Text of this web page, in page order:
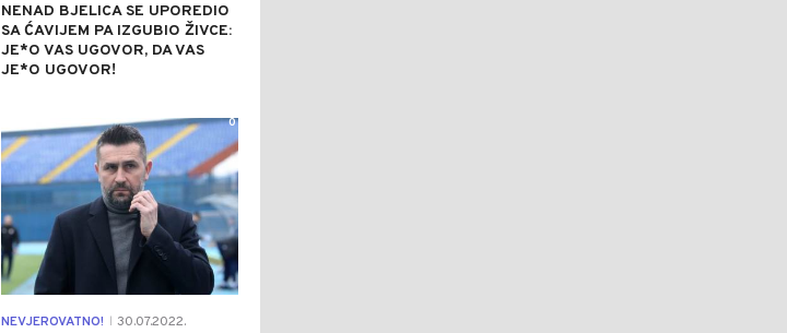
NENAD BJELICA SE UPOREDIO
SA ĆAVIJEM PA IZGUBIO ŽIVCE:
JE*O VAS UGOVOR, DA VAS
JE*O UGOVOR!
NEVJEROVATNO! 30.07.2022.
0